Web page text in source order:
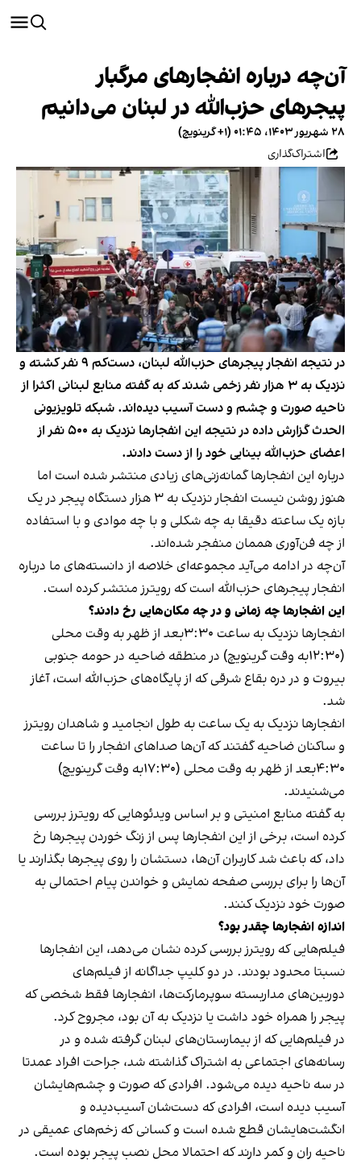
آن‌چه درباره انفجارهای مرگبار
پیجرهای حزب‌الله در لبنان می‌دانیم
۲۸ شهریور ۱۴۰۳، ۰۱:۴۵ (‎+۱ گرینویچ)
اشتراک‌گذاری
در نتیجه انفجار پیجرهای حزب‌الله لبنان، دست‌کم ۹ نفر کشته و
نزدیک به ۳ هزار نفر زخمی شدند که به گفته منابع لبنانی اکثرا از
ناحیه صورت و چشم و دست آسیب دیده‌اند. شبکه تلویزیونی
الحدث گزارش داده در نتیجه این انفجارها نزدیک به ۵۰۰ نفر از
اعضای حزب‌الله بینایی خود را از دست دادند.
درباره این انفجارها گمانه‌زنی‌های زیادی منتشر شده است اما
هنوز روشن نیست انفجار نزدیک به ۳ هزار دستگاه پیجر در یک
بازه یک ساعته دقیقا به چه شکلی و با چه موادی و با استفاده
از چه فن‌آوری هممان منفجر شده‌اند.
آن‌چه در ادامه می‌آید مجموعه‌ای خلاصه از دانسته‌های ما درباره
انفجار پیجرهای حزب‌الله است که رویترز منتشر کرده است.
این انفجارها چه زمانی و در چه مکان‌هایی رخ دادند؟
انفجارها نزدیک به ساعت ۳:۳۰بعد از ظهر به وقت محلی
(۱۲:۳۰به وقت گرینویچ) در منطقه ضاحیه در حومه جنوبی
بیروت و در دره بقاع شرقی که از پایگاه‌های حزب‌الله است، آغاز
شد.
انفجارها نزدیک به یک ساعت به طول انجامید و شاهدان رویترز
و ساکنان ضاحیه گفتند که آن‌ها صداهای انفجار را تا ساعت
۴:۳۰بعد از ظهر به وقت محلی (۱۷:۳۰به وقت گرینویچ)
می‌شنیدند.
به گفته منابع امنیتی و بر اساس ویدئوهایی که رویترز بررسی
کرده است، برخی از این انفجارها پس از زنگ خوردن پیجرها رخ
داد، که باعث شد کاربران آن‌ها، دستشان را روی پیجرها بگذارند یا
آن‌ها را برای بررسی صفحه نمایش و خواندن پیام احتمالی به
صورت خود نزدیک کنند.
اندازه انفجارها چقدر بود؟
فیلم‌هایی که رویترز بررسی کرده نشان می‌دهد، این انفجارها
نسبتا محدود بودند. در دو کلیپ جداگانه از فیلم‌های
دوربین‌های مداربسته سوپرمارکت‌ها، انفجارها فقط شخصی که
پیجر را همراه خود داشت یا نزدیک به آن بود، مجروح کرد.
در فیلم‌هایی که از بیمارستان‌های لبنان گرفته شده و در
رسانه‌های اجتماعی به اشتراک گذاشته شد، جراحت افراد عمدتا
در سه ناحیه دیده می‌شود. افرادی که صورت و چشم‌هایشان
آسیب دیده است، افرادی که دست‌شان آسیب‌دیده و
انگشت‌هایشان قطع شده است و کسانی که زخم‌های عمیقی در
ناحیه ران و کمر دارند که احتمالا محل نصب پیجر بوده است.